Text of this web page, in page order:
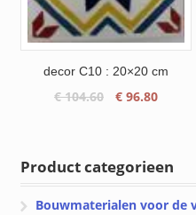
decor C10 : 20×20 cm
€104.60 €96.80Huidige
Product categorieen
Bouwmaterialen voor de